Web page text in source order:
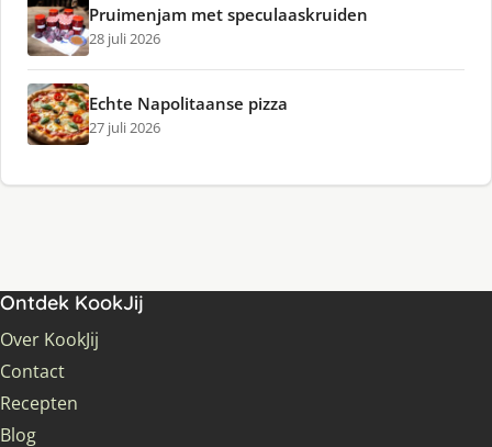
Pruimenjam met speculaaskruiden
28 juli 2026
Echte Napolitaanse pizza
27 juli 2026
Ontdek KookJij
Over KookJij
Contact
Recepten
Blog